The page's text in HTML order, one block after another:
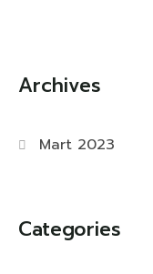
Archives
Mart 2023
Categories